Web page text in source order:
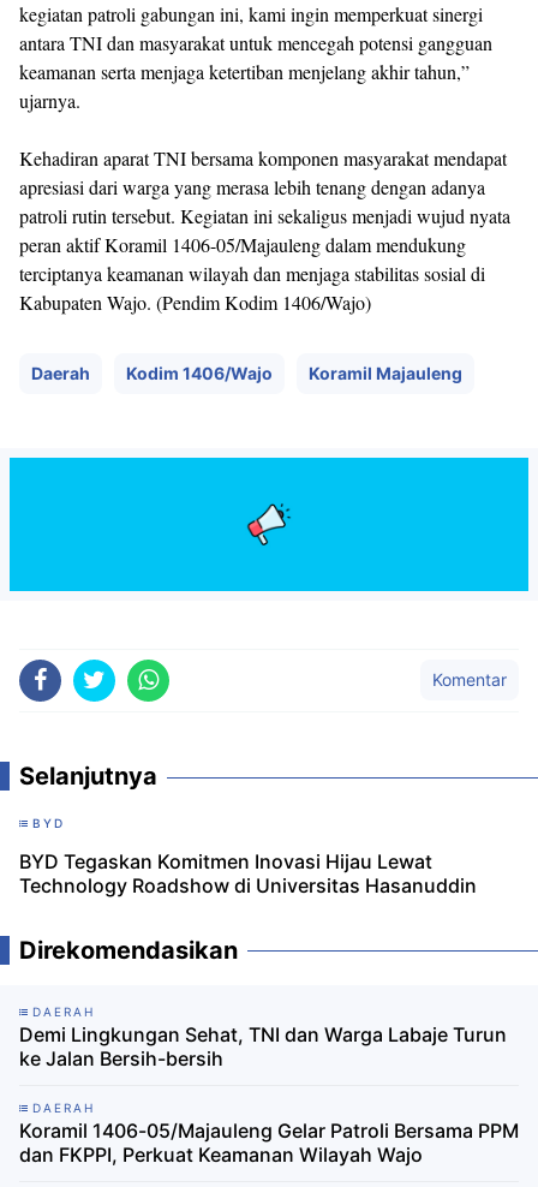
kegiatan patroli gabungan ini, kami ingin memperkuat sinergi
antara TNI dan masyarakat untuk mencegah potensi gangguan
keamanan serta menjaga ketertiban menjelang akhir tahun,”
ujarnya.
Kehadiran aparat TNI bersama komponen masyarakat mendapat
apresiasi dari warga yang merasa lebih tenang dengan adanya
patroli rutin tersebut. Kegiatan ini sekaligus menjadi wujud nyata
peran aktif Koramil 1406-05/Majauleng dalam mendukung
terciptanya keamanan wilayah dan menjaga stabilitas sosial di
Kabupaten Wajo. (Pendim Kodim 1406/Wajo)
Daerah Kodim 1406/Wajo Koramil Majauleng
Komentar
Selanjutnya
BYD
BYD Tegaskan Komitmen Inovasi Hijau Lewat
Technology Roadshow di Universitas Hasanuddin
Direkomendasikan
DAERAH
Demi Lingkungan Sehat, TNI dan Warga Labaje Turun
ke Jalan Bersih-bersih
DAERAH
Koramil 1406-05/Majauleng Gelar Patroli Bersama PPM
dan FKPPI, Perkuat Keamanan Wilayah Wajo